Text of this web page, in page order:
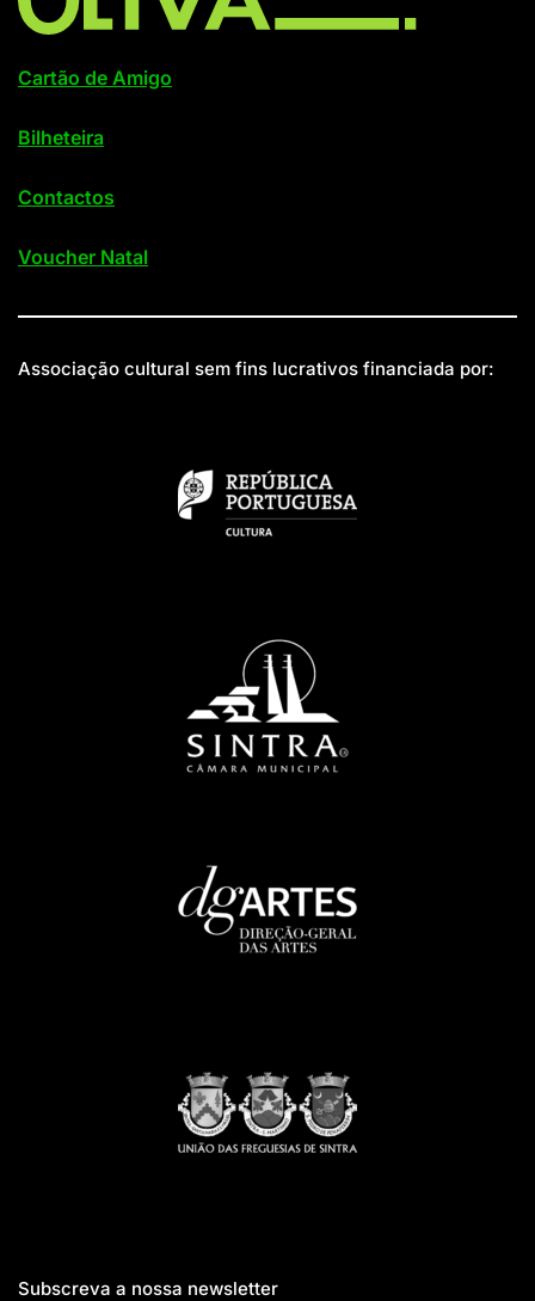
Cartão de Amigo
Bilheteira
Contactos
Voucher Natal
Associação cultural sem fins lucrativos financiada por:
Subscreva a nossa newsletter